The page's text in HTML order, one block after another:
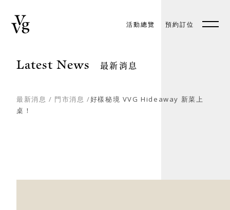
活動總覽 預約訂位
預約訂位 EN
Latest News 最新消息
最新消息 / 門市消息 /​好樣秘境 VVG Hideaway 新菜上
桌！